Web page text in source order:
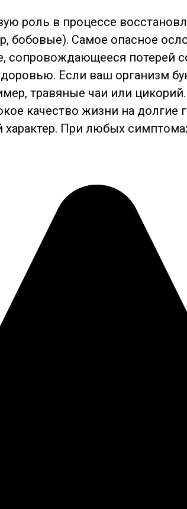
роль в процессе
бобовые). Самое опасное
сопровождающееся потерей
Если ваш организм
травяные чаи или
качество жизни на долгие
При любых